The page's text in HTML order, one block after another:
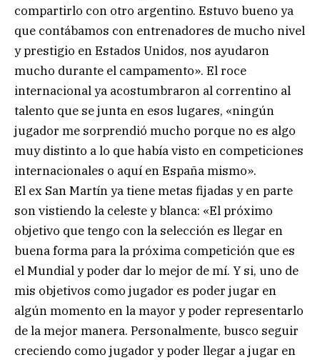
compartirlo con otro argentino. Estuvo bueno ya
que contábamos con entrenadores de mucho nivel
y prestigio en Estados Unidos, nos ayudaron
mucho durante el campamento». El roce
internacional ya acostumbraron al correntino al
talento que se junta en esos lugares, «ningún
jugador me sorprendió mucho porque no es algo
muy distinto a lo que había visto en competiciones
internacionales o aquí en España mismo».
El ex San Martín ya tiene metas fijadas y en parte
son vistiendo la celeste y blanca: «El próximo
objetivo que tengo con la selección es llegar en
buena forma para la próxima competición que es
el Mundial y poder dar lo mejor de mí. Y si, uno de
mis objetivos como jugador es poder jugar en
algún momento en la mayor y poder representarlo
de la mejor manera. Personalmente, busco seguir
creciendo como jugador y poder llegar a jugar en